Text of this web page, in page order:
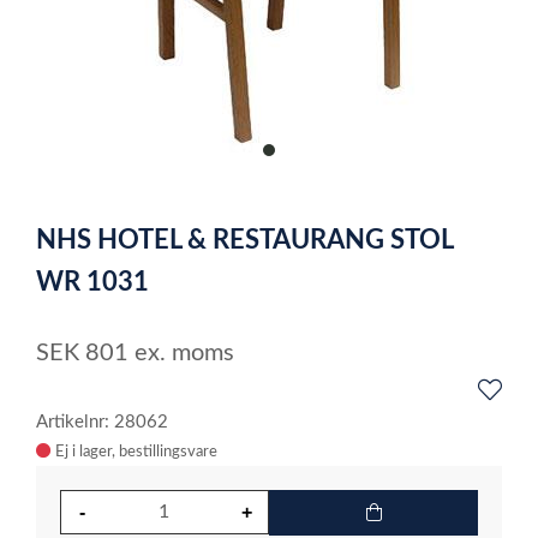
item
of
1
NHS HOTEL & RESTAURANG STOL
WR 1031
SEK 801 ex. moms
Artikelnr: 28062
Ej i lager